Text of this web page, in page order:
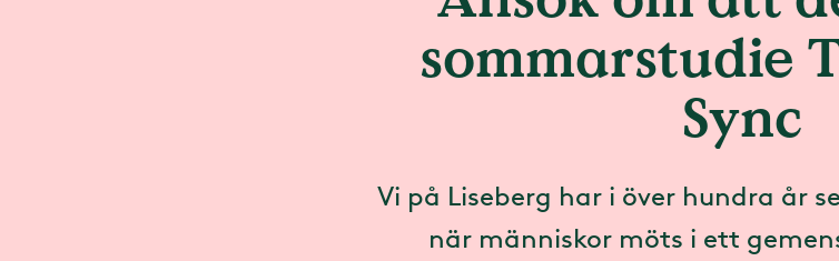
sommarstudie
Sync
Vi på Liseberg har i över hundra år
när människor möts i ett